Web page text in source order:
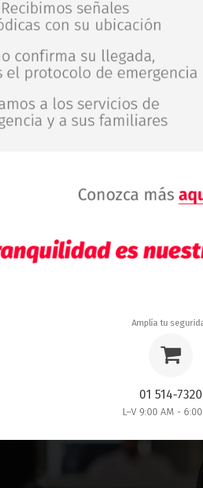
Amplía tu
01 514-7320
L–V 9:00 AM -